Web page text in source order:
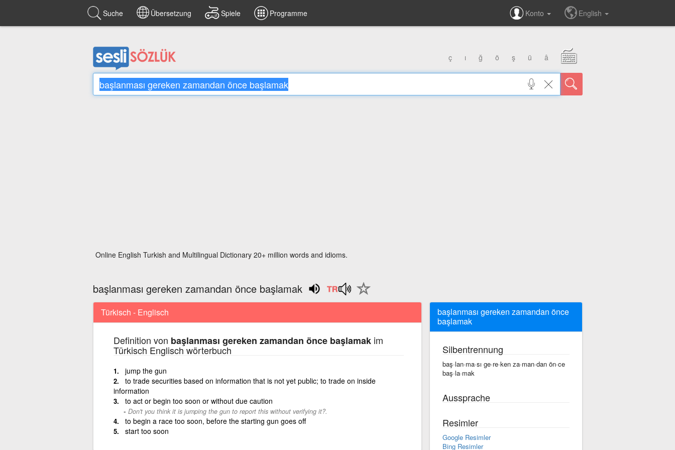
Suche Übersetzung Spiele Programme Konto English
ç ı ğ ö ş ü â
Online English Turkish and Multilingual Dictionary 20+ million words and idioms.
başlanması gereken zamandan önce başlamak
Türkisch - Englisch
Definition von başlanması gereken zamandan önce başlamakim
Türkisch Englisch wörterbuch
jump the gun
to trade securities based on information that is not yet public; to trade on inside
information
to act or begin too soon or without due caution
Don't you think it is jumping the gun to report this without verifying it?.
to begin a race too soon, before the starting gun goes off
start too soon
başlanması gereken zamandan önce
başlamak
Silbentrennung
baş·lan·ma·sı ge·re·ken za·man·dan ön·ce
baş·la·mak
Aussprache
Resimler
Google Resimler
Bing Resimler